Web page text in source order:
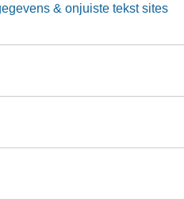
& onjuiste tekst sites